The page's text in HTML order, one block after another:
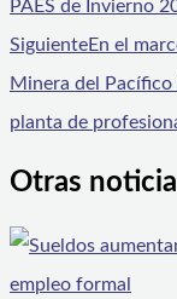
PAES de Invierno
SiguienteEn el
Minera del
planta de
Otras